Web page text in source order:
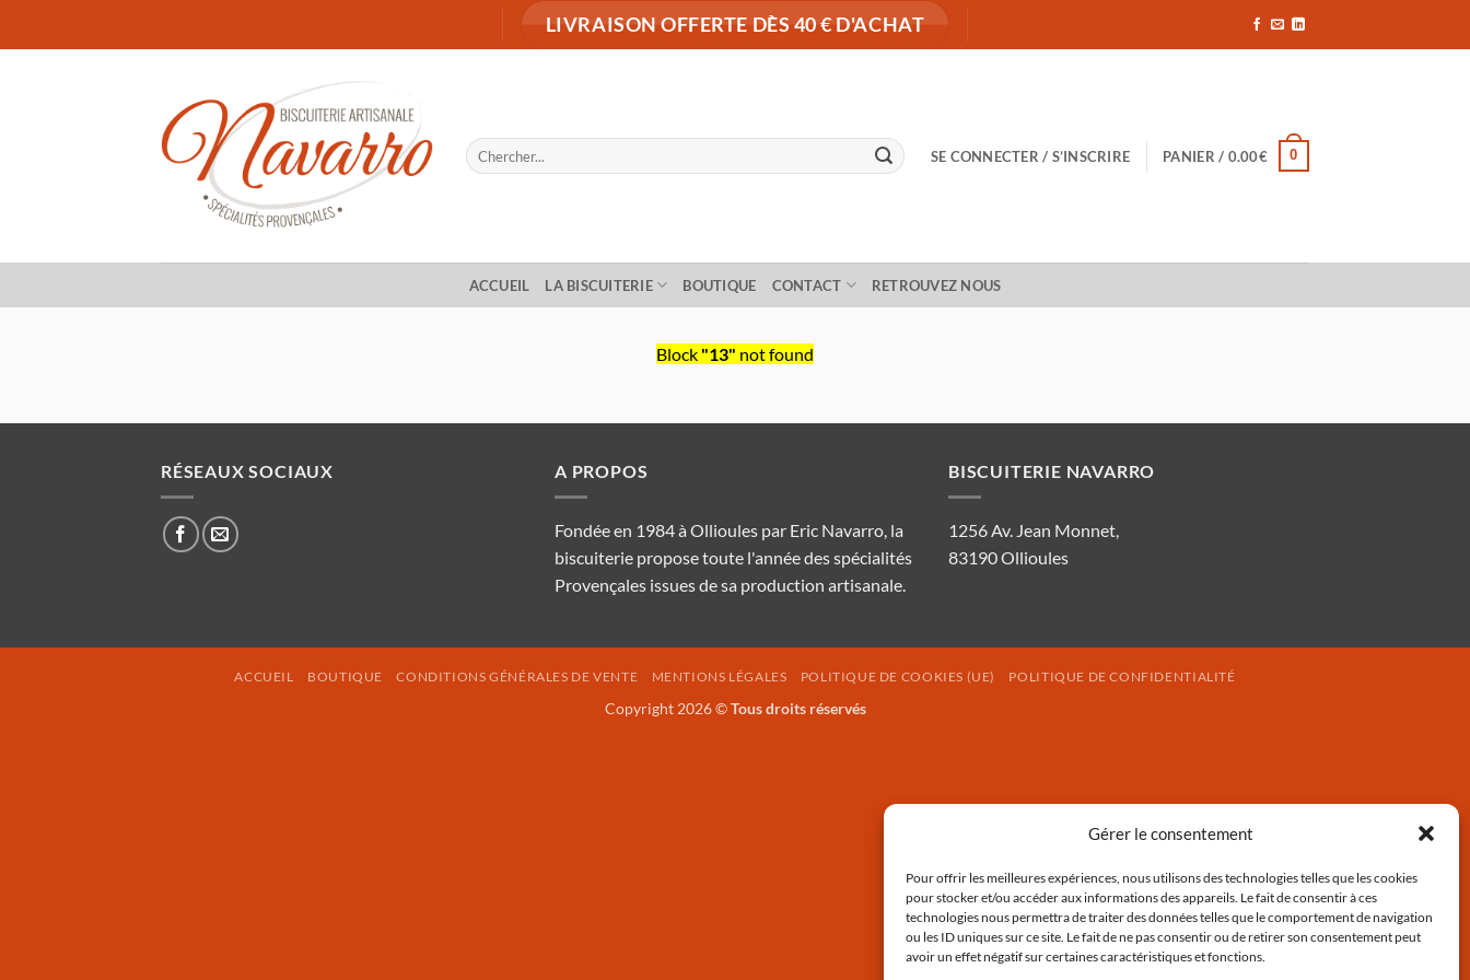
Gérer le consentement
Pour offrir les meilleures expériences, nous utilisons des technologies telles que les cookies
pour stocker et/ou accéder aux informations des appareils. Le fait de consentir à ces
technologies nous permettra de traiter des données telles que le comportement de navigation
ou les ID uniques sur ce site. Le fait de ne pas consentir ou de retirer son consentement peut
avoir un effet négatif sur certaines caractéristiques et fonctions.
LIVRAISON OFFERTE DÈS 40 € D'ACHAT
Recherche
pour :
SE CONNECTER / S’INSCRIRE PANIER / 0.00€ 0
ACCUEIL LA BISCUITERIE BOUTIQUE CONTACT RETROUVEZ NOUS
Block "13" not found
RÉSEAUX SOCIAUX A PROPOS
Fondée en 1984 à Ollioules par Eric Navarro, la
biscuiterie propose toute l'année des spécialités
Provençales issues de sa production artisanale.
BISCUITERIE NAVARRO
1256 Av. Jean Monnet,
83190 Ollioules
ACCUEIL BOUTIQUE CONDITIONS GÉNÉRALES DE VENTE MENTIONS LÉGALES POLITIQUE DE COOKIES (UE) POLITIQUE DE CONFIDENTIALITÉ
Copyright 2026 ©Tous droits réservés